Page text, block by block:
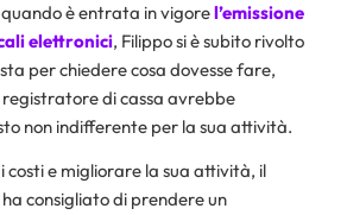
è entrata in vigorel’emissione
elettronici, Filippo si è subito rivolto
per chiedere cosa dovesse fare,
di cassa avrebbe
non indifferente per la sua attività.
costi e migliorare la sua attività, il
consigliato di prendere un